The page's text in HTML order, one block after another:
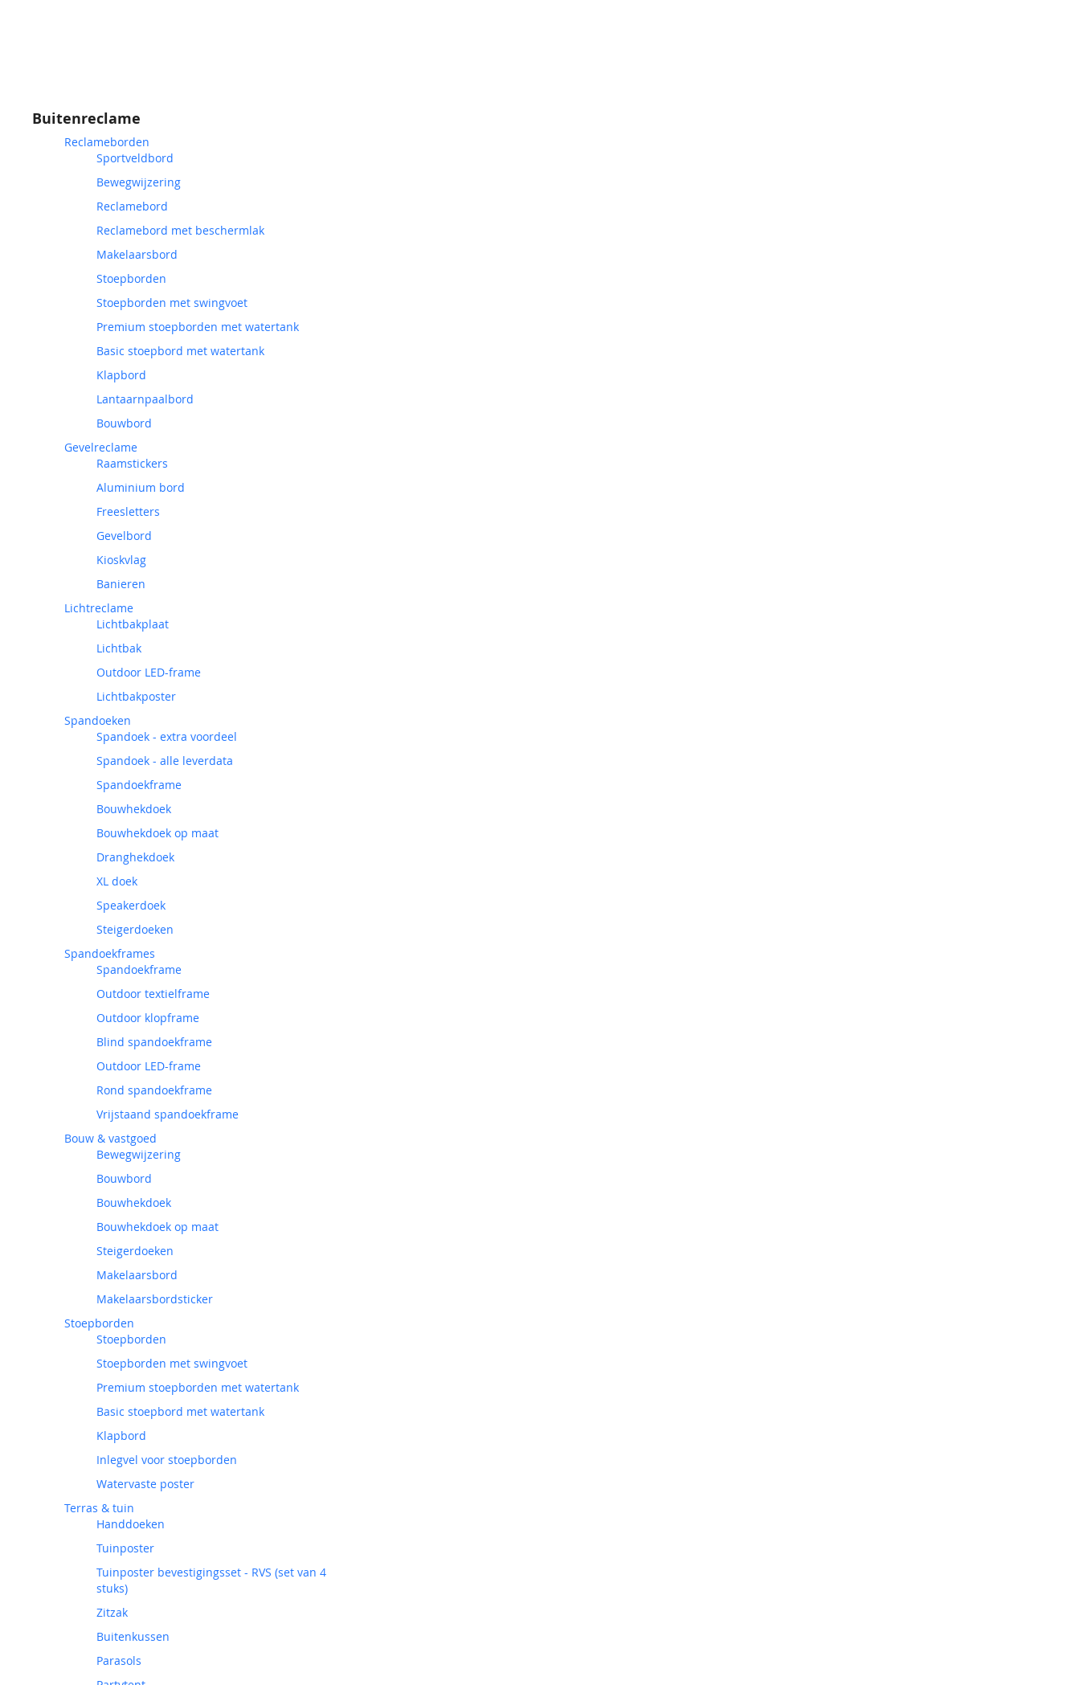
Buitenreclame
Reclameborden
Sportveldbord
Bewegwijzering
Reclamebord
Reclamebord met beschermlak
Makelaarsbord
Stoepborden
Stoepborden met swingvoet
Premium stoepborden met watertank
Basic stoepbord met watertank
Klapbord
Lantaarnpaalbord
Bouwbord
Gevelreclame
Raamstickers
Aluminium bord
Freesletters
Gevelbord
Kioskvlag
Banieren
Lichtreclame
Lichtbakplaat
Lichtbak
Outdoor LED-frame
Lichtbakposter
Spandoeken
Spandoek - extra voordeel
Spandoek - alle leverdata
Spandoekframe
Bouwhekdoek
Bouwhekdoek op maat
Dranghekdoek
XL doek
Speakerdoek
Steigerdoeken
Spandoekframes
Spandoekframe
Outdoor textielframe
Outdoor klopframe
Blind spandoekframe
Outdoor LED-frame
Rond spandoekframe
Vrijstaand spandoekframe
Bouw & vastgoed
Bewegwijzering
Bouwbord
Bouwhekdoek
Bouwhekdoek op maat
Steigerdoeken
Makelaarsbord
Makelaarsbordsticker
Stoepborden
Stoepborden
Stoepborden met swingvoet
Premium stoepborden met watertank
Basic stoepbord met watertank
Klapbord
Inlegvel voor stoepborden
Watervaste poster
Terras & tuin
Handdoeken
Tuinposter
Tuinposter bevestigingsset - RVS (set van 4
stuks)
Zitzak
Buitenkussen
Parasols